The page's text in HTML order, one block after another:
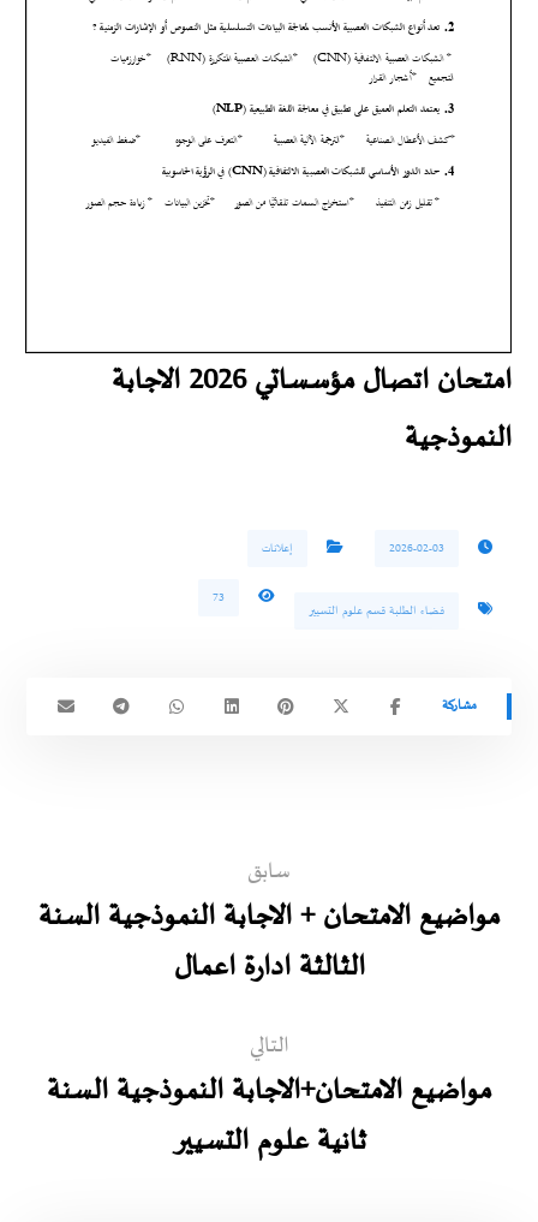
امتحان اتصال مؤسساتي 2026 الاجابة
النموذجية
2026-02-03 إعلانات
فضاء الطلبة قسم علوم التسيير
73
سابق
مواضيع الامتحان + الاجابة النموذجية السنة
الثالثة ادارة اعمال
التالي
مواضيع الامتحان+الاجابة النموذجية السنة
ثانية علوم التسيير